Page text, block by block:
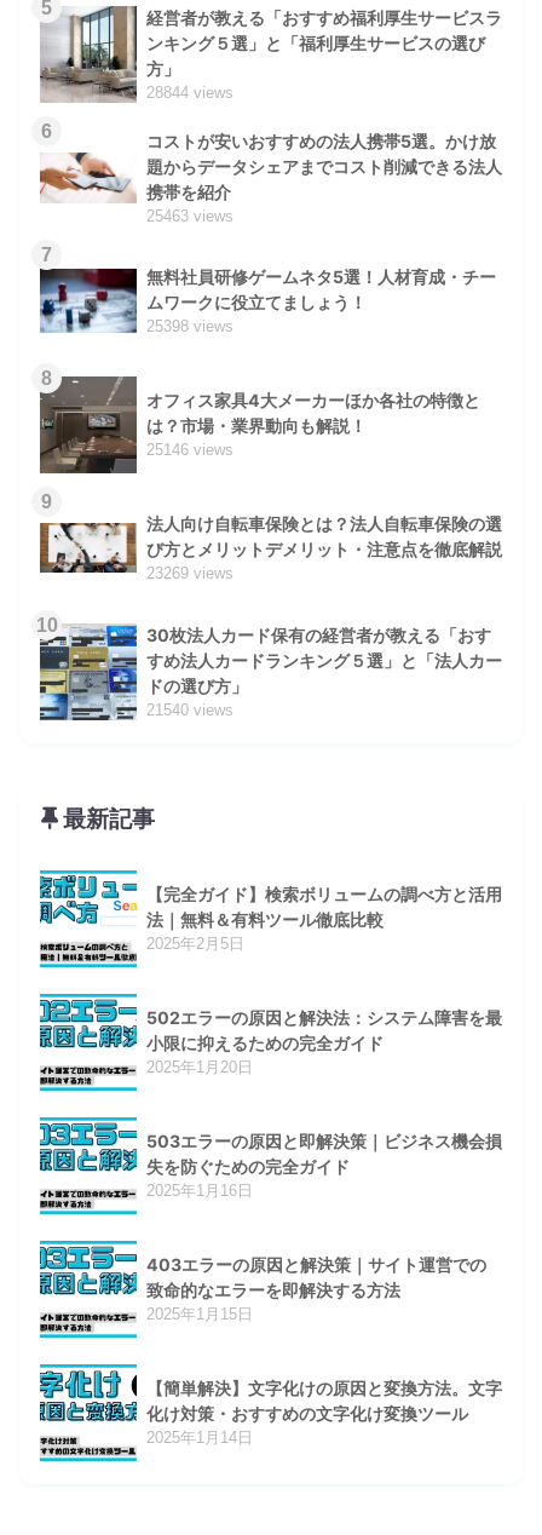
5
経営者が教える「おすすめ福利厚生サービスラ
ンキング５選」と「福利厚生サービスの選び
方」
28844 views
6
コストが安いおすすめの法人携帯5選。かけ放
題からデータシェアまでコスト削減できる法人
携帯を紹介
25463 views
7
無料社員研修ゲームネタ5選！人材育成・チー
ムワークに役立てましょう！
25398 views
8
オフィス家具4大メーカーほか各社の特徴と
は？市場・業界動向も解説！
25146 views
9
法人向け自転車保険とは？法人自転車保険の選
び方とメリットデメリット・注意点を徹底解説
23269 views
10
30枚法人カード保有の経営者が教える「おす
すめ法人カードランキング５選」と「法人カー
ドの選び方」
21540 views
最新記事
【完全ガイド】検索ボリュームの調べ方と活用
法｜無料＆有料ツール徹底比較
2025年2月5日
502エラーの原因と解決法：システム障害を最
小限に抑えるための完全ガイド
2025年1月20日
503エラーの原因と即解決策｜ビジネス機会損
失を防ぐための完全ガイド
2025年1月16日
403エラーの原因と解決策｜サイト運営での
致命的なエラーを即解決する方法
2025年1月15日
【簡単解決】文字化けの原因と変換方法。文字
化け対策・おすすめの文字化け変換ツール
2025年1月14日